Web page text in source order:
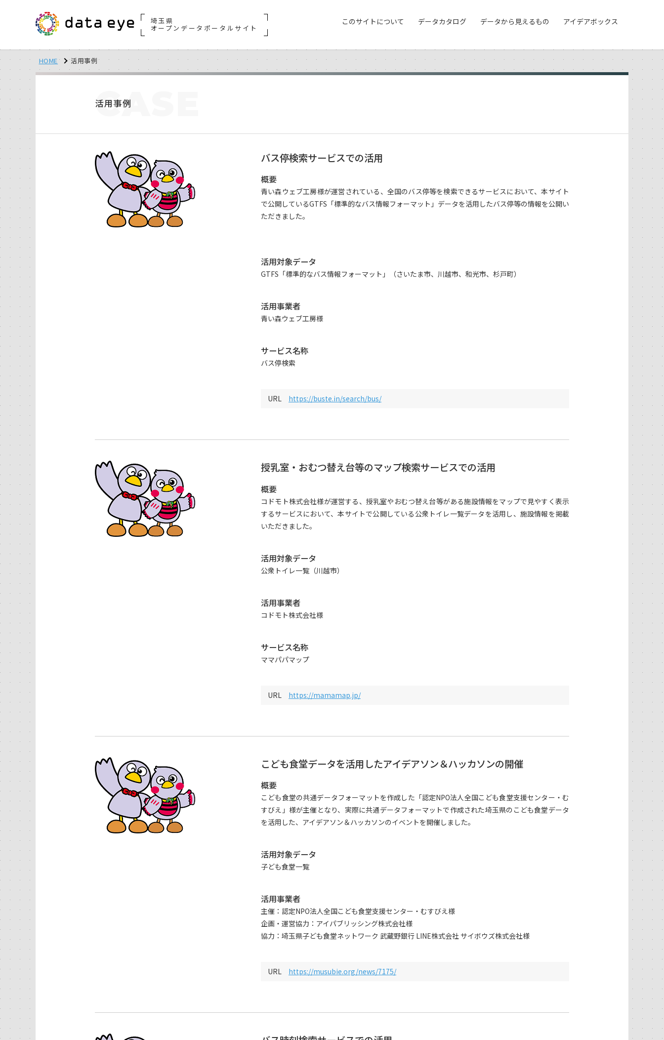
埼玉県
オープンデータポータルサイト
このサイトについて データカタログ データから見えるもの アイデアボックス
HOME 活用事例
活用事例
CASE
バス停検索サービスでの活用
概要
青い森ウェブ工房様が運営されている、全国のバス停等を検索できるサービスにおいて、本サイト
で公開しているGTFS「標準的なバス情報フォーマット」データを活用したバス停等の情報を公開い
ただきました。
活用対象データ
GTFS「標準的なバス情報フォーマット」（さいたま市、川越市、和光市、杉戸町）
活用事業者
青い森ウェブ工房様
サービス名称
バス停検索
URL https://buste.in/search/bus/
授乳室・おむつ替え台等のマップ検索サービスでの活用
概要
コドモト株式会社様が運営する、授乳室やおむつ替え台等がある施設情報をマップで見やすく表示
するサービスにおいて、本サイトで公開している公衆トイレ一覧データを活用し、施設情報を掲載
いただきました。
活用対象データ
公衆トイレ一覧（川越市）
活用事業者
コドモト株式会社様
サービス名称
ママパパマップ
URL https://mamamap.jp/
こども食堂データを活用したアイデアソン＆ハッカソンの開催
概要
こども食堂の共通データフォーマットを作成した「認定NPO法人全国こども食堂支援センター・む
すびえ」様が主催となり、実際に共通データフォーマットで作成された埼玉県のこども食堂データ
を活用した、アイデアソン＆ハッカソンのイベントを開催しました。
活用対象データ
子ども食堂一覧
活用事業者
主催：認定NPO法人全国こども食堂支援センター・むすびえ様
企画・運営協力：アイパブリッシング株式会社様
協力：埼玉県子ども食堂ネットワーク 武蔵野銀行 LINE株式会社 サイボウズ株式会社様
URL https://musubie.org/news/7175/